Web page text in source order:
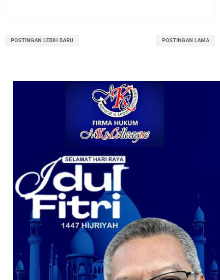
POSTINGAN LEBIH BARU POSTINGAN LAMA